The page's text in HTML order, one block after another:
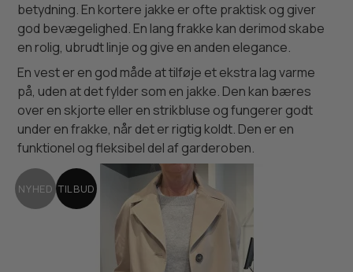
betydning. En kortere jakke er ofte praktisk og giver
god bevægelighed. En lang frakke kan derimod skabe
en rolig, ubrudt linje og give en anden elegance.
En vest er en god måde at tilføje et ekstra lag varme
på, uden at det fylder som en jakke. Den kan bæres
over en skjorte eller en strikbluse og fungerer godt
under en frakke, når det er rigtig koldt. Den er en
funktionel og fleksibel del af garderoben.
NYHED TILBUD